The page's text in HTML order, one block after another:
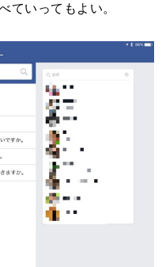
ていってもよい。